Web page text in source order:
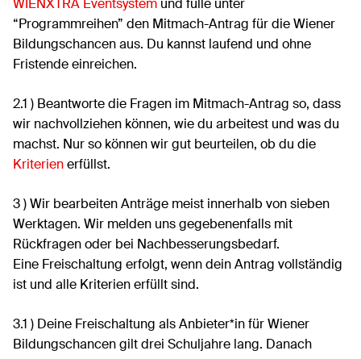
WIENXTRA Eventsystem und fülle unter
“Programmreihen” den Mitmach-Antrag für die Wiener
Bildungschancen aus. Du kannst laufend und ohne
Fristende einreichen.
2.1 ) Beantworte die Fragen im Mitmach-Antrag so, dass
wir nachvollziehen können, wie du arbeitest und was du
machst. Nur so können wir gut beurteilen, ob du die
Kriterienerfüllst.
3 ) Wir bearbeiten Anträge meist innerhalb von sieben
Werktagen. Wir melden uns gegebenenfalls mit
Rückfragen oder bei Nachbesserungsbedarf.
Eine Freischaltung erfolgt, wenn dein Antrag vollständig
ist und alle Kriterien erfüllt sind.
3.1 ) Deine Freischaltung als Anbieter*in für Wiener
Bildungschancen gilt drei Schuljahre lang. Danach